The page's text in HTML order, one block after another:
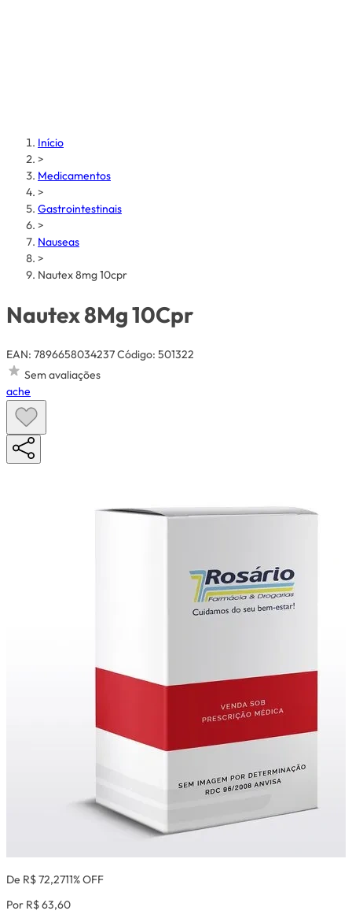
Início
>
Medicamentos
>
Gastrointestinais
>
Nauseas
>
Nautex 8mg 10cpr
Nautex 8Mg 10Cpr
EAN: 7896658034237Código: 501322
Sem avaliações
ache
De R$ 72,2711% OFF
Por R$ 63,60